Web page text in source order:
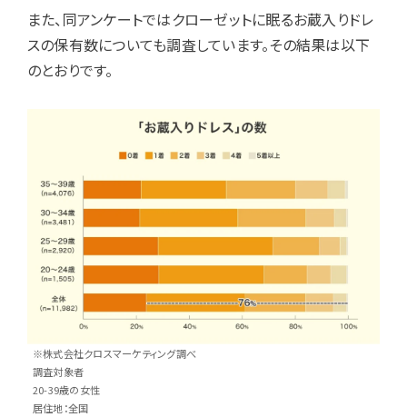
また、同アンケートではクローゼットに眠るお蔵入りドレ
スの保有数についても調査しています。その結果は以下
のとおりです。
※株式会社クロスマーケティング調べ
調査対象者
20-39歳の女性
居住地：全国